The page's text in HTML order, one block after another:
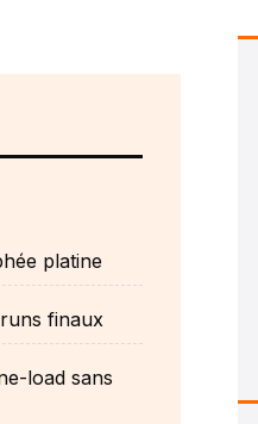
platine
finaux
load sans